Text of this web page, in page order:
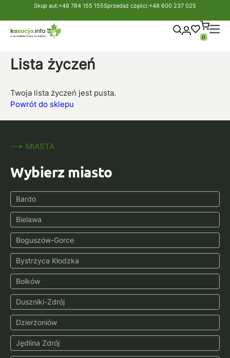
Skup aut:+48 784 155 155Sprzedaż części:+48 600 237 025
0
Strona główna Lista życzeń
Ulubione produkty
Lista życzeń
Twoja lista życzeń jest pusta.
Powrót do sklepu
MIASTA
Wybierz miasto
Bardo
Bielawa
Boguszów-Gorce
Bystrzyca Kłodzka
Bolków
Duszniki-Zdrój
Dzierżoniów
Jędlina Zdrój